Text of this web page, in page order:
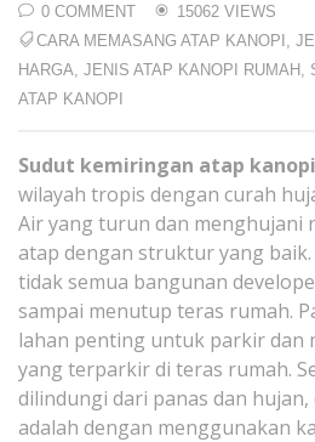
0 COMMENT
15062 VIEWS
CARA MEMASANG ATAP KANOPI
HARGA JENIS ATAP KANOPI RUMAH
ATAP KANOPI
Sudut kemiringan atap kanopi
wilayah tropis dengan curah
Air yang turun dan menghujani
atap dengan struktur yang
tidak semua bangunan
sampai menutup teras rumah.
lahan penting untuk parkir dan
yang terparkir di teras rumah.
dilindungi dari panas dan hujan,
adalah dengan menggunakan